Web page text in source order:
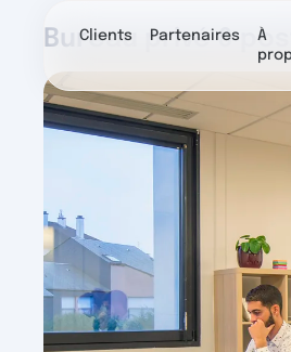
Clients Partenaires
À
Bureau privé 6